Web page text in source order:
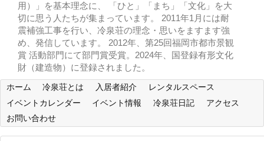
用）」を基本理念に、 「ひと」「まち」「文化」を大
切に思う人たちが集まっています。 2011年1月には耐
震補強工事を行い、冷泉荘の理念・思いをますます強
め、発信しています。 2012年、第25回福岡市都市景観
賞 活動部門にて部門賞受賞。2024年、国登録有形文化
財（建造物）に登録されました。
ホーム 冷泉荘とは 入居者紹介
レンタルスペース
イベントカレンダー
イベント情報 冷泉荘日記
アクセス
お問い合わせ